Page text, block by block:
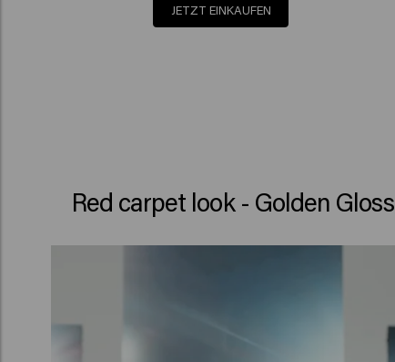
JETZT EINKAUFEN
Red carpet look - Golden Gloss